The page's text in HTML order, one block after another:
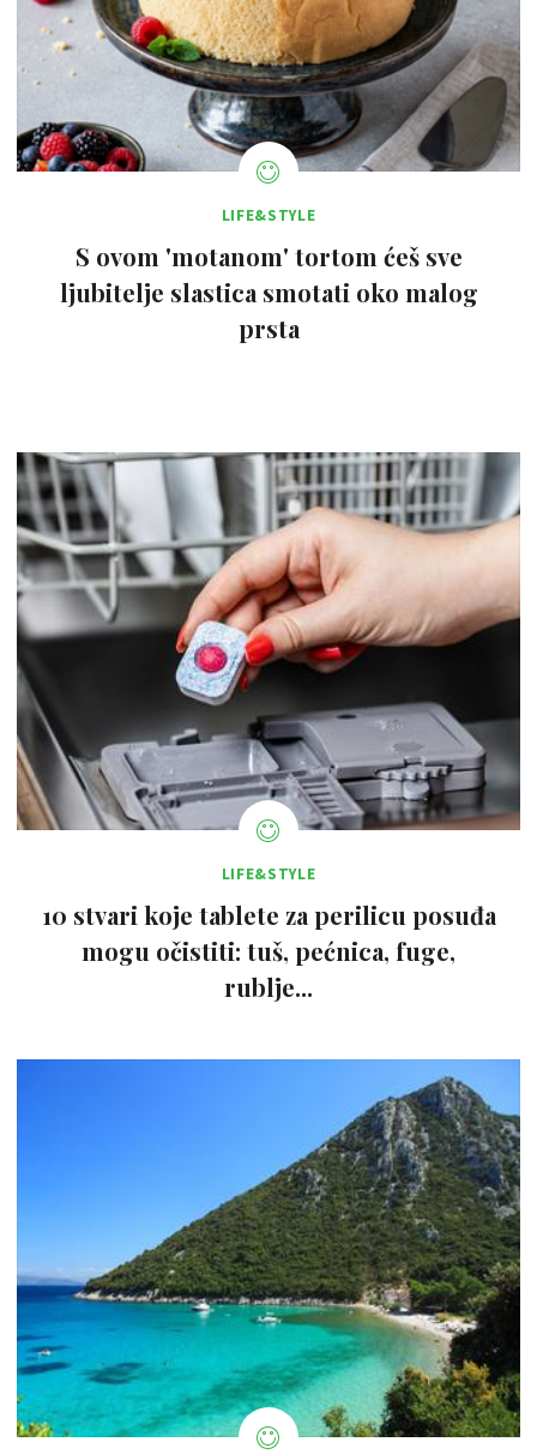
LIFE&STYLE
S ovom 'motanom' tortom ćeš sve
ljubitelje slastica smotati oko malog
prsta
LIFE&STYLE
10 stvari koje tablete za perilicu posuđa
mogu očistiti: tuš, pećnica, fuge,
rublje...